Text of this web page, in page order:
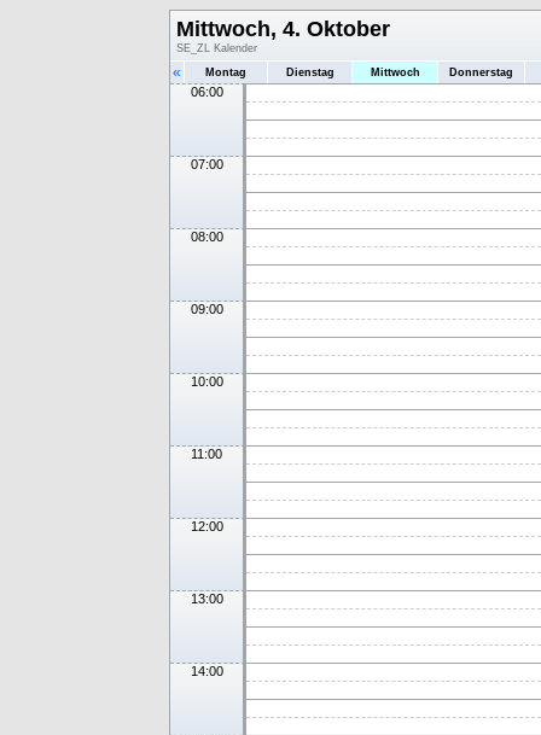
Mittwoch, 4. Oktober
SE_ZL Kalender
« Montag Dienstag Mittwoch Donnerstag
06:00
07:00
08:00
09:00
10:00
11:00
12:00
13:00
14:00